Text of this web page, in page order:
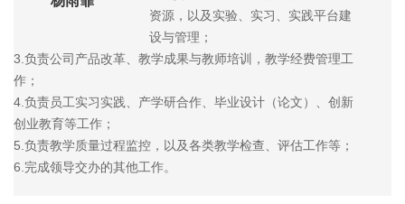
资源，以及实验、实习、实践平台建
设与管理；
3.负责公司产品改革、教学成果与教师培训，教学经费管理工
作；
4.负责员工实习实践、产学研合作、毕业设计（论文）、创新
创业教育等工作；
5.负责教学质量过程监控，以及各类教学检查、评估工作等；
6.完成领导交办的其他工作。